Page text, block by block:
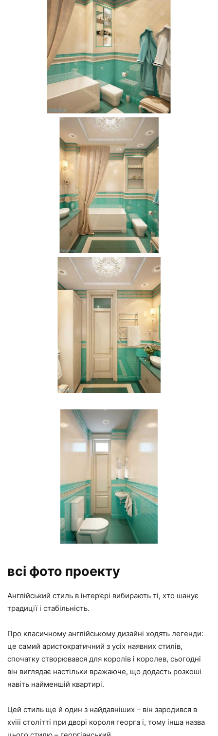
всі фото проекту
Англійський стиль в інтер’єрі вибирають ті, хто шанує
традиції і стабільність.
Про класичному англійському дизайні ходять легенди:
це самий аристократичний з усіх наявних стилів,
спочатку створювався для королів і королев, сьогодні
він виглядає настільки вражаюче, що додасть розкоші
навіть найменшій квартирі.
Цей стиль ще й один з найдавніших – він зародився в
xviii столітті при дворі короля георга i, тому інша назва